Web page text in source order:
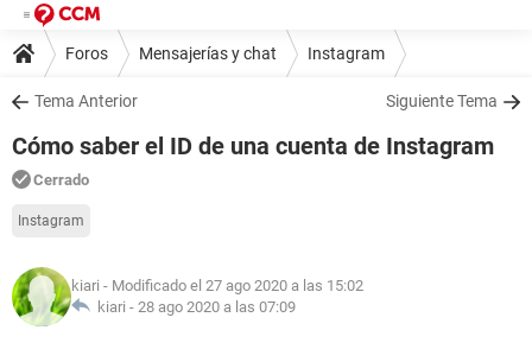
Foros Mensajerías y chat Instagram
Tema Anterior Siguiente Tema
Cómo saber el ID de una cuenta de Instagram
Cerrado
Instagram
kiari - Modificado el 27 ago 2020 a las 15:02
kiari - 28 ago 2020 a las 07:09